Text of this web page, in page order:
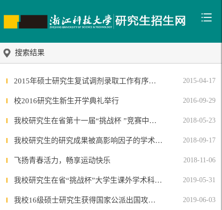
搜索结果
2015年硕士研究生复试调剂录取工作有序展开 2015-04-17
校2016研究生新生开学典礼举行 2016-09-29
我校研究生在省第十一届“挑战杯 ”竞赛中取得佳绩 2018-05-23
我校研究生的研究成果被高影响因子的学术期刊录用 2018-09-17
飞扬青春活力，畅享运动快乐 2018-11-06
我校研究生在省“挑战杯”大学生课外学术科技作品竞赛中获得佳绩 2019-05-31
我校16级硕士研究生获得国家公派出国攻读博士留学资格 2019-06-03